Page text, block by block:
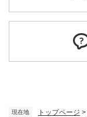
現在地 トップページ >